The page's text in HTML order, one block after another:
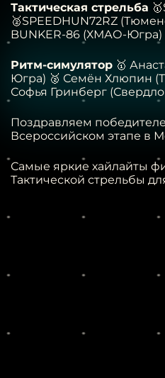
Тактическая стрельба
🥈SPEEDHUN72RZ
BUNKER-86 (ХМАО-Югра)
Ритм-симулятор 🥇
Югра) 🥈 Семён Хлюпин
Софья Гринберг
Поздравляем
Всероссийском этапе в
Самые яркие хайлайты
Тактической стрельбы